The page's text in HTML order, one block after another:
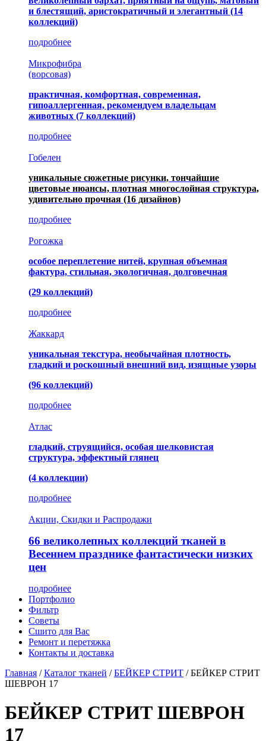
и блестящий, аристократичный и элегантный (14
коллекций)
подробнее
Микрофибра
(ворсовая)
практичная, комфортная, современная,
гипоаллергенная, рекомендуем владельцам
животных (7 коллекций)
подробнее
Гобелен
уникальные сюжетные рисунки, тончайшие
цветовые нюансы, плотная многослойная структура,
удивительно прочная (16 дизайнов)
подробнее
Рогожка
особое переплетение нитей, крупная объемная
фактура, стильная, экологичная, долговечная
(29 коллекций)
подробнее
Жаккард
уникальная текстура, необычайная плотность,
гладкий и роскошный внешний вид, изящные узоры
(96 коллекций)
подробнее
Атлас
гладкий, струящийся, особая шелковистая
структура, эффектный глянец
(4 коллекции)
подробнее
Акции, Скидки и Распродажи
66 великолепных коллекций тканей в
Весеннем празднике фантастически низких
цен
подробнее
Портфолио
Фильтр
Советы
Сшито для Вас
Ремонт и перетяжка
Контакты и доставка
Главная / Каталог тканей / БЕЙКЕР СТРИТ / БЕЙКЕР СТРИТ
ШЕВРОН 17
БЕЙКЕР СТРИТ ШЕВРОН
17